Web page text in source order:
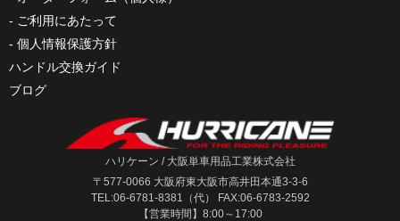
ご利用にあたって
個人情報保護方針
ハンドル交換ガイド
ブログ
ハリケーン / 大阪単車用品工業株式会社
〒577-0066 大阪府東大阪市高井田本通3-3-6
TEL:06-6781-8381（代） FAX:06-6783-2592
【営業時間】8:00～17:00